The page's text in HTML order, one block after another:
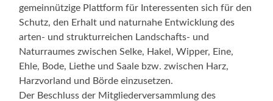
gemeinnützige Plattform für Interessenten sich für den
Schutz, den Erhalt und naturnahe Entwicklung des
arten- und strukturreichen Landschafts- und
Naturraumes zwischen Selke, Hakel, Wipper, Eine,
Ehle, Bode, Liethe und Saale bzw. zwischen Harz,
Harzvorland und Börde einzusetzen.
Der Beschluss der Mitgliederversammlung des